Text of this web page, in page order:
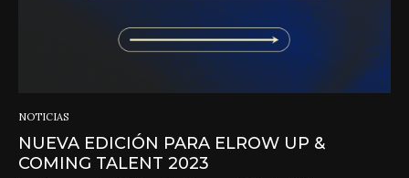
NOTICIAS
NUEVA EDICIÓN PARA ELROW UP &
COMING TALENT 2023